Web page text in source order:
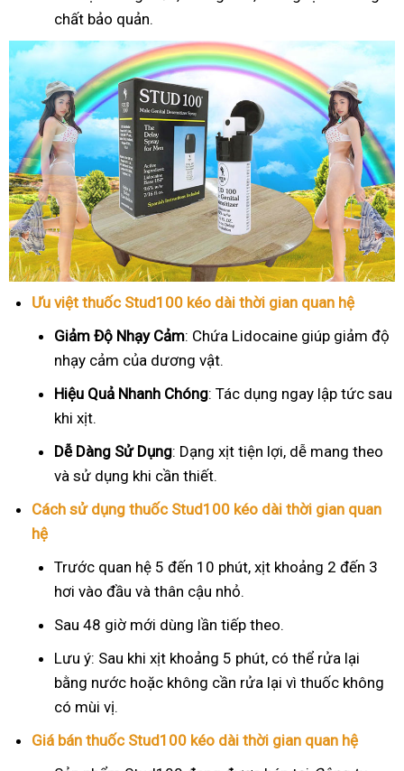
chất bảo quản.
Ưu việt thuốc Stud100 kéo dài thời gian quan hệ
Giảm Độ Nhạy Cảm: Chứa Lidocaine giúp giảm độ
nhạy cảm của dương vật.
Hiệu Quả Nhanh Chóng: Tác dụng ngay lập tức sau
khi xịt.
Dễ Dàng Sử Dụng: Dạng xịt tiện lợi, dễ mang theo
và sử dụng khi cần thiết.
Cách sử dụng thuốc Stud100 kéo dài thời gian quan
hệ
Trước quan hệ 5 đến 10 phút, xịt khoảng 2 đến 3
hơi vào đầu và thân cậu nhỏ.
Sau 48 giờ mới dùng lần tiếp theo.
Lưu ý: Sau khi xịt khoảng 5 phút, có thể rửa lại
bằng nước hoặc không cần rửa lại vì thuốc không
có mùi vị.
Giá bán thuốc Stud100 kéo dài thời gian quan hệ